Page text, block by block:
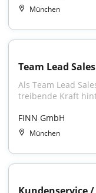
München
Team Lead
Als Team Lead
treibende Kraft
FINN GmbH
München